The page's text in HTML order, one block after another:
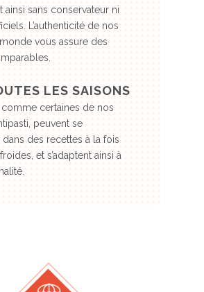
ainsi sans conservateur ni
L’authenticité de nos
vous assure des
LES SAISONS
comme certaines de nos
peuvent se
des recettes à la fois
et s’adaptent ainsi à